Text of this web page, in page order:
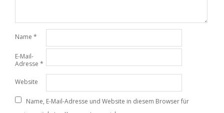
Name *
E-Mail-
Adresse *
Website
Name, E-Mail-Adresse und Website in diesem Browser für